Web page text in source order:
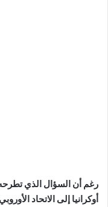
رغم أن السؤال الذي
أوكرانيا إلى الاتحاد